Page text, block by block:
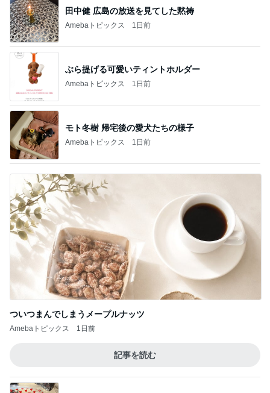
田中健 広島の放送を見てした黙祷
Amebaトピックス 1日前
ぶら提げる可愛いティントホルダー
Amebaトピックス 1日前
モト冬樹 帰宅後の愛犬たちの様子
Amebaトピックス 1日前
ついつまんでしまうメープルナッツ
Amebaトピックス 1日前
記事を読む